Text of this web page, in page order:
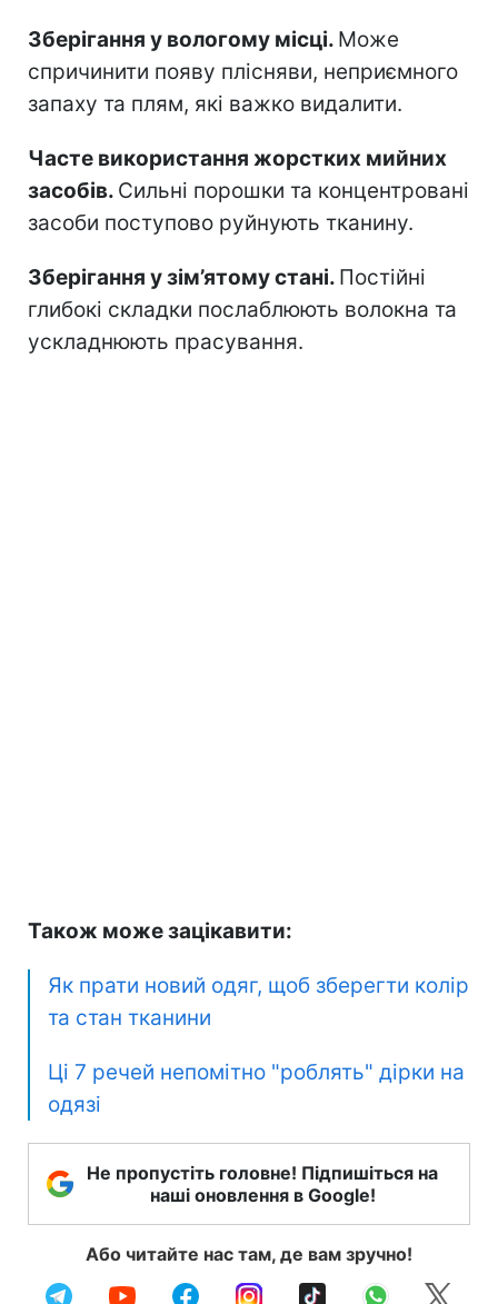
Зберігання у вологому місці. Може
спричинити появу плісняви, неприємного
запаху та плям, які важко видалити.
Часте використання жорстких мийних
засобів. Сильні порошки та концентровані
засоби поступово руйнують тканину.
Зберігання у зім’ятому стані. Постійні
глибокі складки послаблюють волокна та
ускладнюють прасування.
Також може зацікавити:
Як прати новий одяг, щоб зберегти колір
та стан тканини
Ці 7 речей непомітно "роблять" дірки на
одязі
Не пропустіть головне! Підпишіться на
наші оновлення в Google!
Або читайте нас там, де вам зручно!